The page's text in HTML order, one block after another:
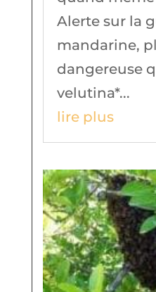
Alerte sur la
mandarine,
dangereuse
velutina*...
lire plus